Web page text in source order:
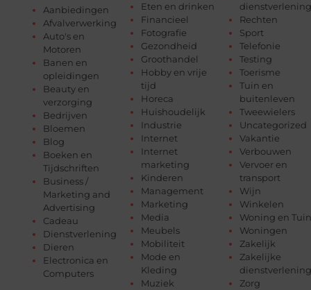
Aanbiedingen
Afvalverwerking
Auto's en
Motoren
Banen en
opleidingen
Beauty en
verzorging
Bedrijven
Bloemen
Blog
Boeken en
Tijdschriften
Business /
Marketing and
Advertising
Cadeau
Dienstverlening
Dieren
Electronica en
Computers
Eten en drinken
Financieel
Fotografie
Gezondheid
Groothandel
Hobby en vrije
tijd
Horeca
Huishoudelijk
Industrie
Internet
Internet
marketing
Kinderen
Management
Marketing
Media
Meubels
Mobiliteit
Mode en
Kleding
Muziek
dienstverlening
Rechten
Sport
Telefonie
Testing
Toerisme
Tuin en
buitenleven
Tweewielers
Uncategorized
Vakantie
Verbouwen
Vervoer en
transport
Wijn
Winkelen
Woning en Tuin
Woningen
Zakelijk
Zakelijke
dienstverlening
Zorg